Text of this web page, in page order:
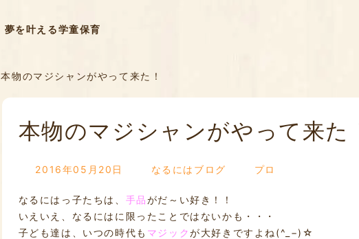
夢を叶える学童保育
本物のマジシャンがやって来た！
本物のマジシャンがやって来た
2016年05月20日 なるにはブログ プロ
なるにはっ子たちは、 手品がだ～い好き！！
いえいえ、なるにはに限ったことではないかも・・・
子ども達は、いつの時代も マジックが大好きですよね(^_−)☆